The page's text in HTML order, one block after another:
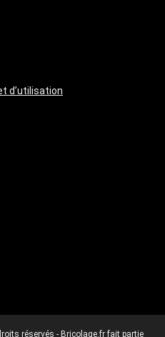
d’utilisation
réservés - Bricolage.fr fait partie